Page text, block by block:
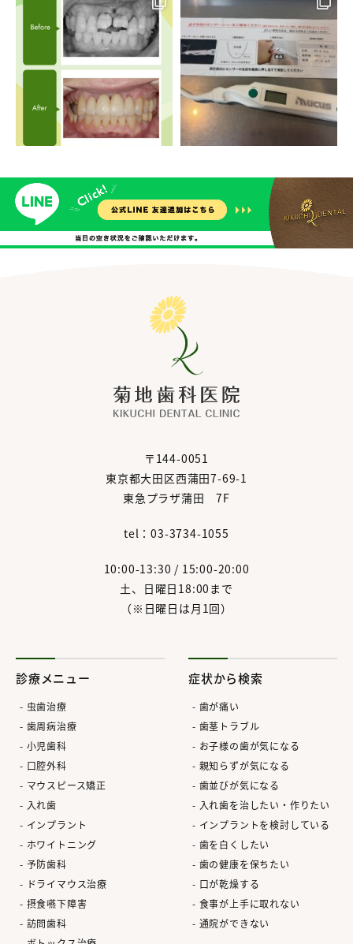
〒144-0051
東京都大田区西蒲田7-69-1
東急プラザ蒲田 7F
tel：03-3734-1055
10:00-13:30 / 15:00-20:00
土、日曜日18:00まで
（※日曜日は月1回）
診療メニュー
虫歯治療
歯周病治療
小児歯科
口腔外科
マウスピース矯正
入れ歯
インプラント
ホワイトニング
予防歯科
ドライマウス治療
摂食嚥下障害
訪問歯科
症状から検索
歯が痛い
歯茎トラブル
お子様の歯が気になる
親知らずが気になる
歯並びが気になる
入れ歯を治したい・作りたい
インプラントを検討している
歯を白くしたい
歯の健康を保ちたい
口が乾燥する
食事が上手に取れない
通院ができない